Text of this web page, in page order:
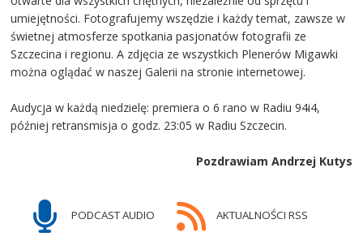
umiejętności. Fotografujemy wszędzie i każdy temat, zawsze w
świetnej atmosferze spotkania pasjonatów fotografii ze
Szczecina i regionu. A zdjęcia ze wszystkich Plenerów Migawki
można oglądać w naszej Galerii na stronie internetowej.
Audycja w każdą niedzielę: premiera o 6 rano w Radiu 94i4,
później retransmisja o godz. 23:05 w Radiu Szczecin.
Pozdrawiam Andrzej Kutys
PODCAST AUDIO AKTUALNOŚCI RSS